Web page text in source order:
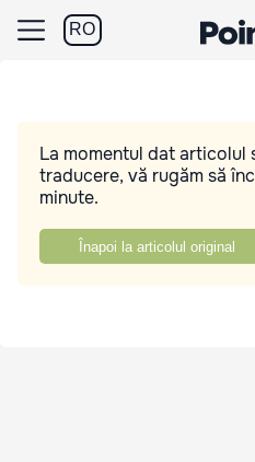
RO
La momentul dat articolul
traducere, vă rugăm să
minute.
Înapoi la articolul original